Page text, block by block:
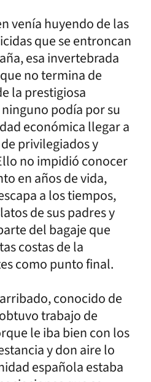
venía huyendo de las
que se entroncan
esa invertebrada
no termina de
la prestigiosa
podía por su
económica llegar a
privilegiados y
no impidió conocer
en años de vida,
a los tiempos,
de sus padres y
del bagaje que
costas de la
como punto final.
conocido de
trabajo de
le iba bien con los
y don aire lo
española estaba